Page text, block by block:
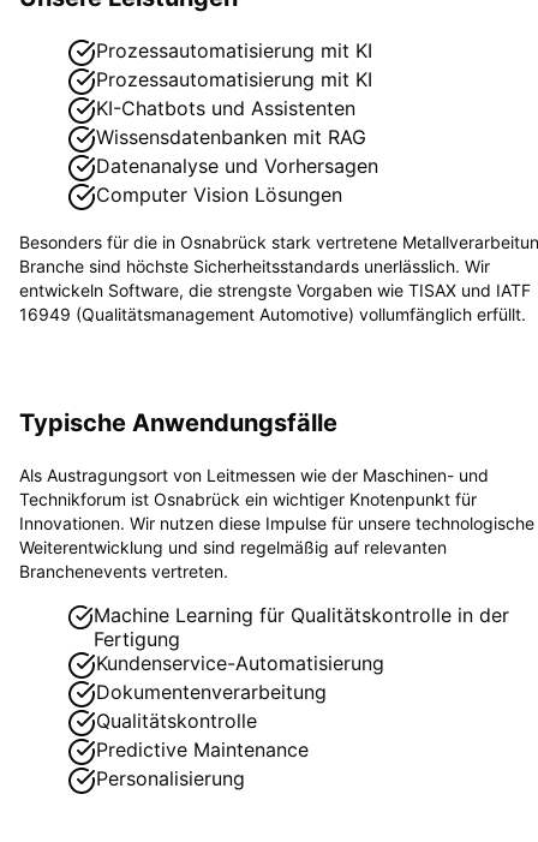
Prozessautomatisierung mit KI
Prozessautomatisierung mit KI
KI-Chatbots und Assistenten
Wissensdatenbanken mit RAG
Datenanalyse und Vorhersagen
Computer Vision Lösungen
Besonders für die in Osnabrück stark vertretene
Branche sind höchste Sicherheitsstandards unerlässlich. Wir
entwickeln Software, die strengste Vorgaben wie TISAX und IATF
16949 (Qualitätsmanagement Automotive) vollumfänglich erfüllt.
Typische Anwendungsfälle
Als Austragungsort von Leitmessen wie der Maschinen- und
Technikforum ist Osnabrück ein wichtiger Knotenpunkt für
Innovationen. Wir nutzen diese Impulse für unsere technologische
Weiterentwicklung und sind regelmäßig auf relevanten
Branchenevents vertreten.
Machine Learning für Qualitätskontrolle in der
Fertigung
Kundenservice-Automatisierung
Dokumentenverarbeitung
Qualitätskontrolle
Predictive Maintenance
Personalisierung